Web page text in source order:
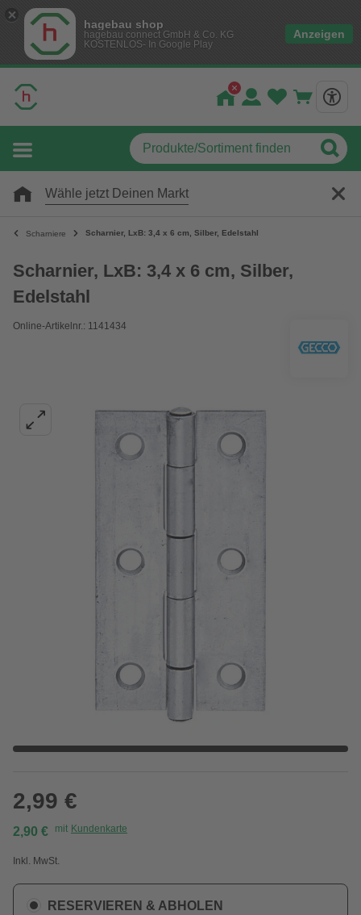
hagebau shop
hagebau connect GmbH & Co. KG
KOSTENLOS- In Google Play
Anzeigen
Wähle jetzt Deinen Markt
Scharniere Scharnier, LxB: 3,4 x 6 cm, Silber, Edelstahl
Scharnier, LxB: 3,4 x 6 cm, Silber,
Edelstahl
Online-Artikelnr.: 1141434
2,99 €
2,90 € mit Kundenkarte
Inkl. MwSt.
RESERVIEREN & ABHOLEN